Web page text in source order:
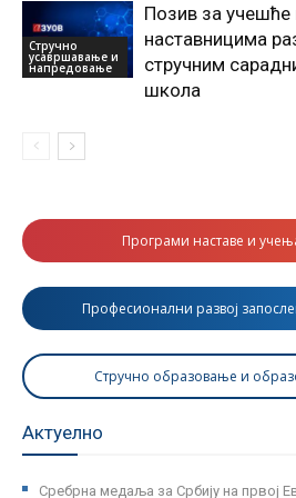
Стручно
усавршавање и
напредовање
Позив за
наставницима
стручним
школа
Програми наставе и
Професионални развој
Стручно образовање и
Актуелно
Сребрна медаља за Србију на првој